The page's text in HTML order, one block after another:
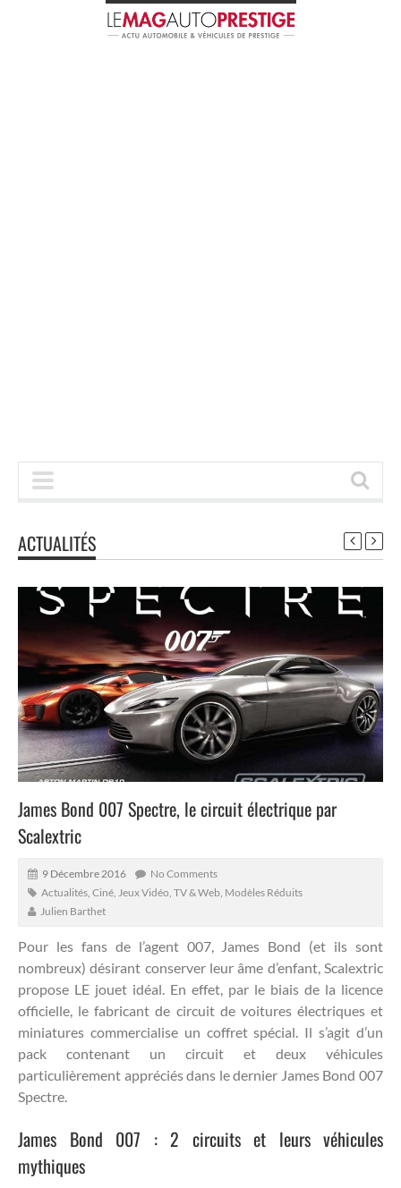
ACTUALITÉS
James Bond 007 Spectre, le circuit électrique par
Scalextric
9 Décembre 2016
No Comments
Actualités Ciné, Jeux Vidéo, TV & Web Modèles Réduits
Julien Barthet
Pour les fans de l’agent 007, James Bond (et ils sont
nombreux) désirant conserver leur âme d’enfant, Scalextric
propose LE jouet idéal. En effet, par le biais de la licence
officielle, le fabricant de circuit de voitures électriques et
miniatures commercialise un coffret spécial. Il s’agit d’un
pack contenant un circuit et deux véhicules
particulièrement appréciés dans le dernier James Bond 007
Spectre.
James Bond 007 : 2 circuits et leurs véhicules
mythiques